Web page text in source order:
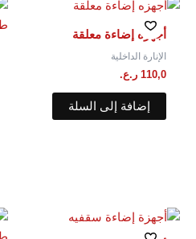
أجهزه إضاءة معلقة
الإنارة الداخلية
110,0 ر.ع.
إضافة إلى السلة